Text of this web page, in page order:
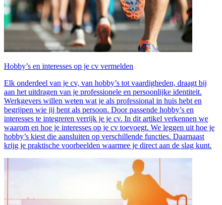
Hobby’s en interesses op je cv vermelden
Elk onderdeel van je cv, van hobby’s tot vaardigheden, draagt bij
aan het uitdragen van je professionele en persoonlijke identiteit.
Werkgevers willen weten wat je als professional in huis hebt en
begrijpen wie jij bent als persoon. Door passende hobby’s en
interesses te integreren verrijk je je cv. In dit artikel verkennen we
waarom en hoe je interesses op je cv toevoegt. We leggen uit hoe je
hobby’s kiest die aansluiten op verschillende functies. Daarnaast
krijg je praktische voorbeelden waarmee je direct aan de slag kunt.